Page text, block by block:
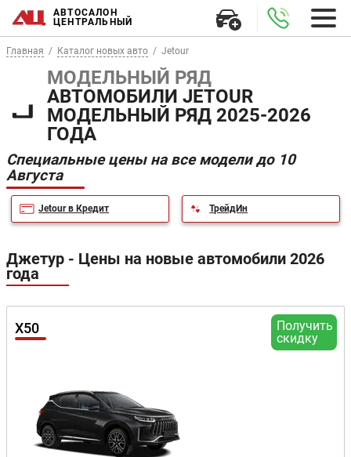
АВТОСАЛОН
ЦЕНТРАЛЬНЫЙ
Главная Каталог новых авто Jetour
МОДЕЛЬНЫЙ РЯД
АВТОМОБИЛИ JETOUR
МОДЕЛЬНЫЙ РЯД 2025-2026
ГОДА
Специальные цены на все модели до 10
Августа
Jetour в Кредит ТрейдИн
Джетур - Цены на новые автомобили 2026
года
Получить
скидку
X50